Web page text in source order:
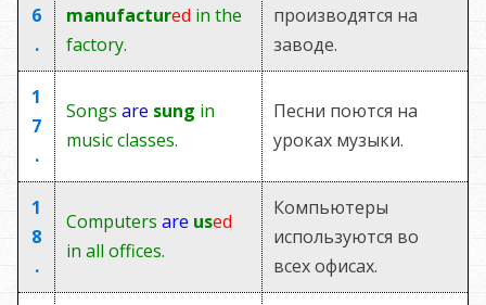
6
.
manufactured in the
factory.
производятся на
заводе.
1
7
.
Songsare sung in
music classes.
Песни поются на
уроках музыки.
1
8
.
Computersare used
in all offices.
Компьютеры
используются во
всех офисах.